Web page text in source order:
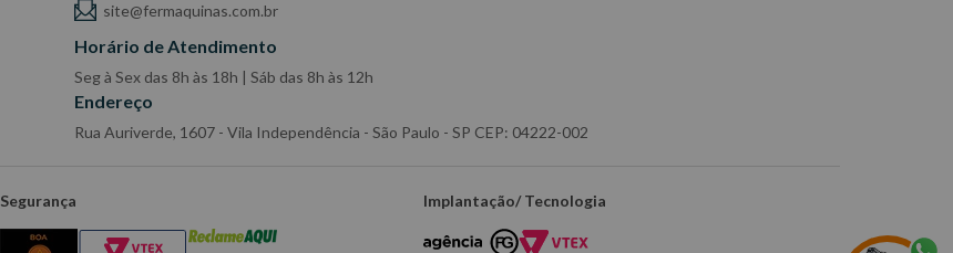
site@fermaquinas.com.br
Horário de Atendimento
Seg à Sex das 8h às 18h | Sáb das 8h às 12h
Endereço
Rua Auriverde, 1607 - Vila Independência - São Paulo - SP CEP: 04222-002
Segurança Implantação/ Tecnologia